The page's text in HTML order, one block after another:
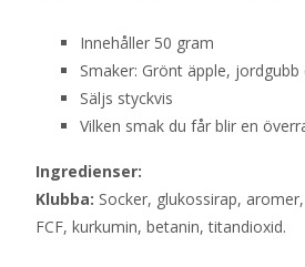
Innehåller 50 gram
Smaker: Grönt äpple,
Säljs styckvis
Vilken smak du får blir en
Ingredienser:
Klubba: Socker, glukossirap,
FCF, kurkumin, betanin, titandioxid.